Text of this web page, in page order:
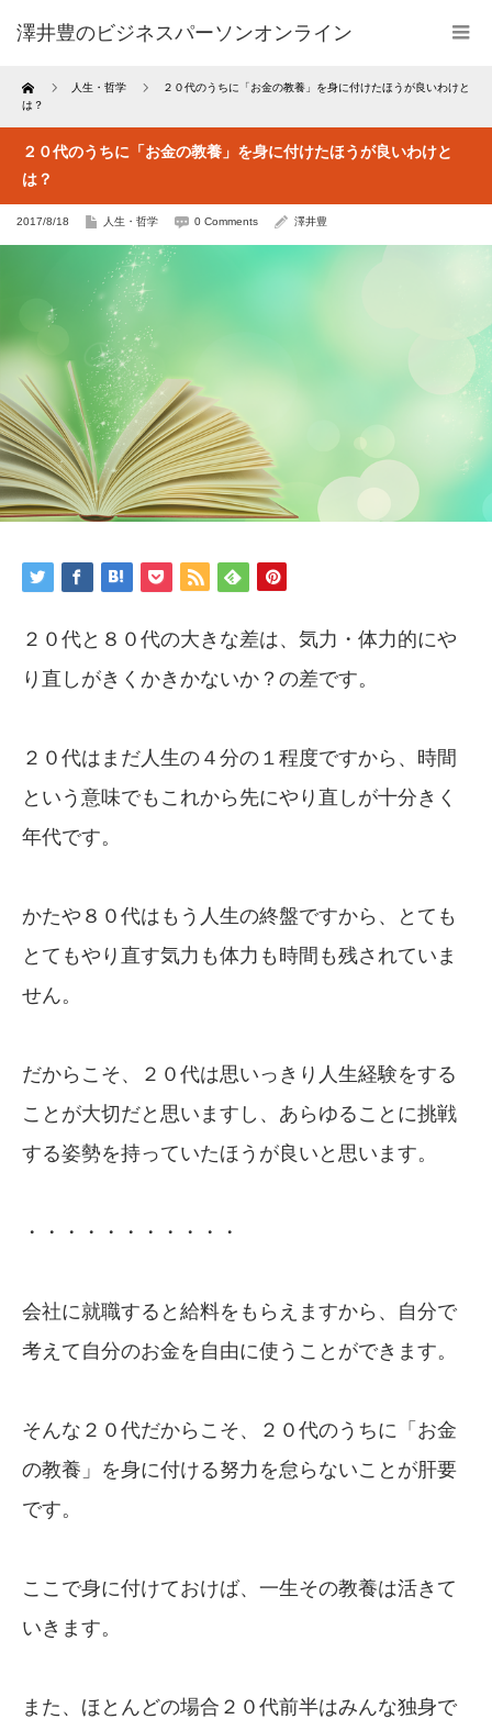
澤井豊のビジネスパーソンオンライン
Home 人生・哲学
２０代のうちに「お金の教養」を身に付けたほうが良いわけと
は？
２０代のうちに「お金の教養」を身に付けたほうが良いわけと
は？
2017/8/18 人生・哲学 0 Comments 澤井豊
２０代と８０代の大きな差は、気力・体力的にや
り直しがきくかきかないか？の差です。
２０代はまだ人生の４分の１程度ですから、時間
という意味でもこれから先にやり直しが十分きく
年代です。
かたや８０代はもう人生の終盤ですから、とても
とてもやり直す気力も体力も時間も残されていま
せん。
だからこそ、２０代は思いっきり人生経験をする
ことが大切だと思いますし、あらゆることに挑戦
する姿勢を持っていたほうが良いと思います。
・・・・・・・・・・・
会社に就職すると給料をもらえますから、自分で
考えて自分のお金を自由に使うことができます。
そんな２０代だからこそ、２０代のうちに「お金
の教養」を身に付ける努力を怠らないことが肝要
です。
ここで身に付けておけば、一生その教養は活きて
いきます。
また、ほとんどの場合２０代前半はみんな独身で